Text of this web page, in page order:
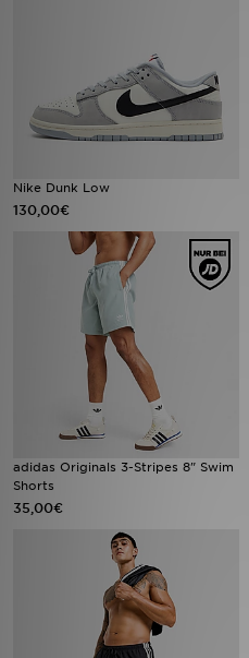
Nike Dunk Low
130,00€
adidas Originals 3-Stripes 8" Swim
Shorts
35,00€